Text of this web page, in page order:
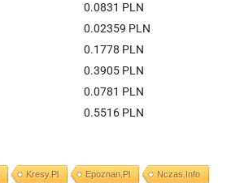
0.0831 PLN
0.02359 PLN
0.1778 PLN
0.3905 PLN
0.0781 PLN
0.5516 PLN
Kresy.pl Epoznan.pl Nczas.info